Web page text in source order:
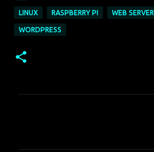
LINUX RASPBERRY PI WEB SERVER
WORDPRESS